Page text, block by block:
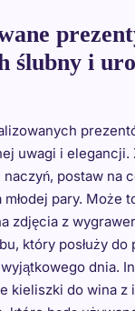
ślubny i
uwagi i elegancji.
postaw na
młodej pary. Może
zdjęcia z
który posłuży
dnia.
kieliszki do wina z